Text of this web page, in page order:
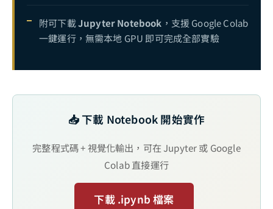
附可下載Jupyter Notebook ，支援 Google Colab
一鍵運行，無需本地 GPU 即可完成全部實驗
📥 下載 Notebook 開始實作
完整程式碼 + 視覺化輸出，可在 Jupyter 或 Google
Colab 直接運行
下載 .ipynb 檔案